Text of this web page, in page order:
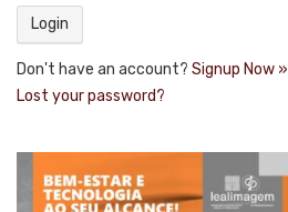
Don't have an account? Signup Now »
Lost your password?